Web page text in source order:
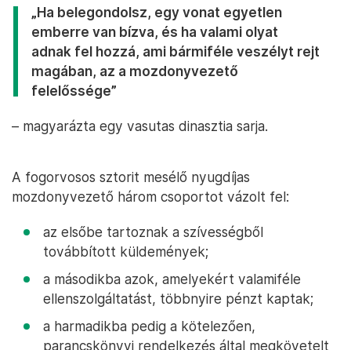
„Ha belegondolsz, egy vonat egyetlen
emberre van bízva, és ha valami olyat
adnak fel hozzá, ami bármiféle veszélyt rejt
magában, az a mozdonyvezető
felelőssége”
– magyarázta egy vasutas dinasztia sarja.
A fogorvosos sztorit mesélő nyugdíjas
mozdonyvezető három csoportot vázolt fel:
az elsőbe tartoznak a szívességből
továbbított küldemények;
a másodikba azok, amelyekért valamiféle
ellenszolgáltatást, többnyire pénzt kaptak;
a harmadikba pedig a kötelezően,
parancskönyvi rendelkezés által megkövetelt